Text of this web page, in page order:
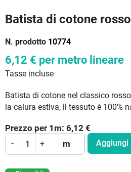
Batista di cotone rosso
N. prodotto 10774
6,12 € per metro lineare
Tasse incluse
Batista di cotone nel classico
la calura estiva, il tessuto è 100%
Prezzo per 1 m: 6,12 €
- + m Aggiungi